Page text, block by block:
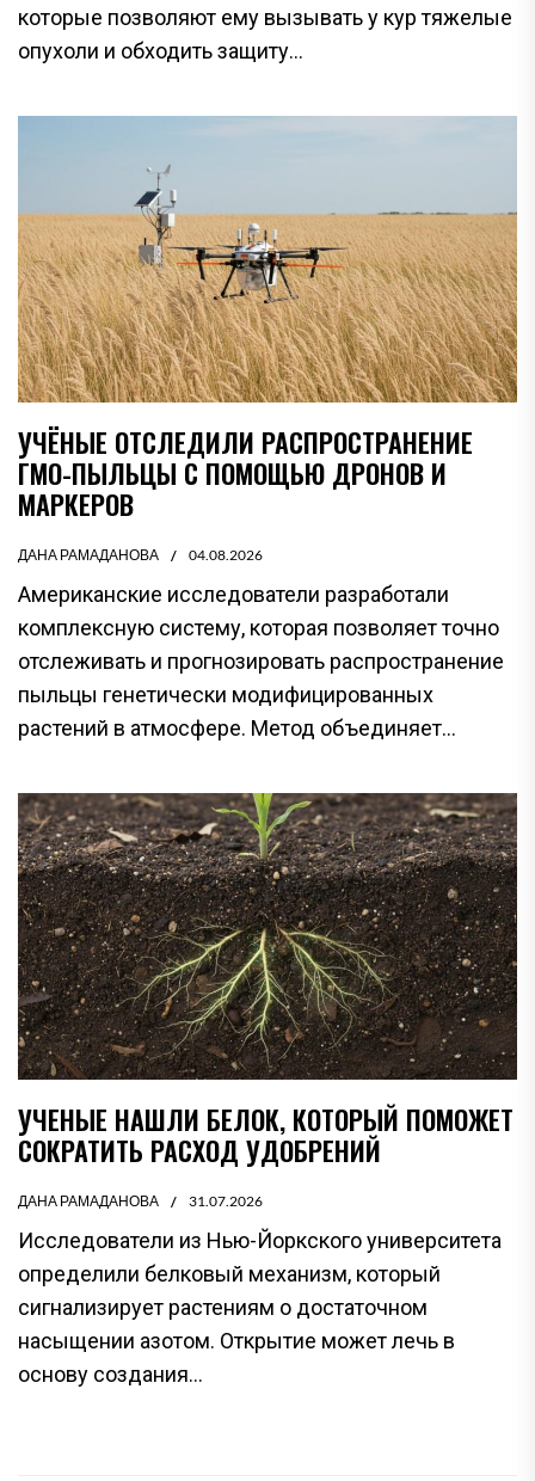
которые позволяют ему вызывать у кур тяжелые
опухоли и обходить защиту...
УЧЁНЫЕ ОТСЛЕДИЛИ РАСПРОСТРАНЕНИЕ
ГМО-ПЫЛЬЦЫ С ПОМОЩЬЮ ДРОНОВ И
МАРКЕРОВ
ДАНА РАМАДАНОВА 04.08.2026
Американские исследователи разработали
комплексную систему, которая позволяет точно
отслеживать и прогнозировать распространение
пыльцы генетически модифицированных
растений в атмосфере. Метод объединяет...
УЧЕНЫЕ НАШЛИ БЕЛОК, КОТОРЫЙ ПОМОЖЕТ
СОКРАТИТЬ РАСХОД УДОБРЕНИЙ
ДАНА РАМАДАНОВА 31.07.2026
Исследователи из Нью-Йоркского университета
определили белковый механизм, который
сигнализирует растениям о достаточном
насыщении азотом. Открытие может лечь в
основу создания...